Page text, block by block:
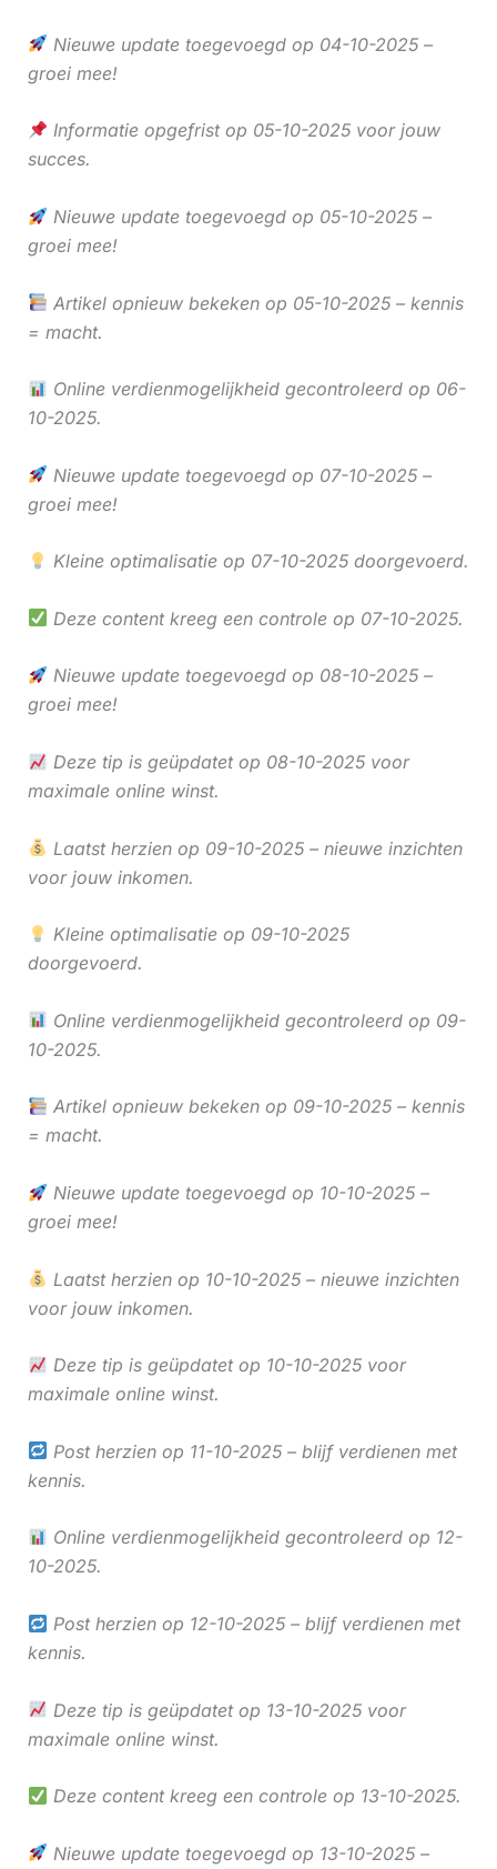
Nieuwe update toegevoegd op 04-10-2025 –
groei mee!
Informatie opgefrist op 05-10-2025 voor jouw
succes.
Nieuwe update toegevoegd op 05-10-2025 –
groei mee!
Artikel opnieuw bekeken op 05-10-2025 – kennis
= macht.
Online verdienmogelijkheid gecontroleerd op 06-
10-2025.
Nieuwe update toegevoegd op 07-10-2025 –
groei mee!
Kleine optimalisatie op 07-10-2025 doorgevoerd.
Deze content kreeg een controle op 07-10-2025.
Nieuwe update toegevoegd op 08-10-2025 –
groei mee!
Deze tip is geüpdatet op 08-10-2025 voor
maximale online winst.
Laatst herzien op 09-10-2025 – nieuwe inzichten
voor jouw inkomen.
Kleine optimalisatie op 09-10-2025
doorgevoerd.
Online verdienmogelijkheid gecontroleerd op 09-
10-2025.
Artikel opnieuw bekeken op 09-10-2025 – kennis
= macht.
Nieuwe update toegevoegd op 10-10-2025 –
groei mee!
Laatst herzien op 10-10-2025 – nieuwe inzichten
voor jouw inkomen.
Deze tip is geüpdatet op 10-10-2025 voor
maximale online winst.
Post herzien op 11-10-2025 – blijf verdienen met
kennis.
Online verdienmogelijkheid gecontroleerd op 12-
10-2025.
Post herzien op 12-10-2025 – blijf verdienen met
kennis.
Deze tip is geüpdatet op 13-10-2025 voor
maximale online winst.
Deze content kreeg een controle op 13-10-2025.
Nieuwe update toegevoegd op 13-10-2025 –